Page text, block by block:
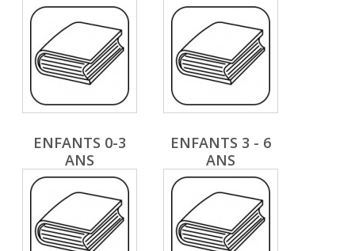
LIVRES ANCIENS AVANT 1945
ENFANTS 0-3
ANS
ENFANTS 3 - 6
ANS